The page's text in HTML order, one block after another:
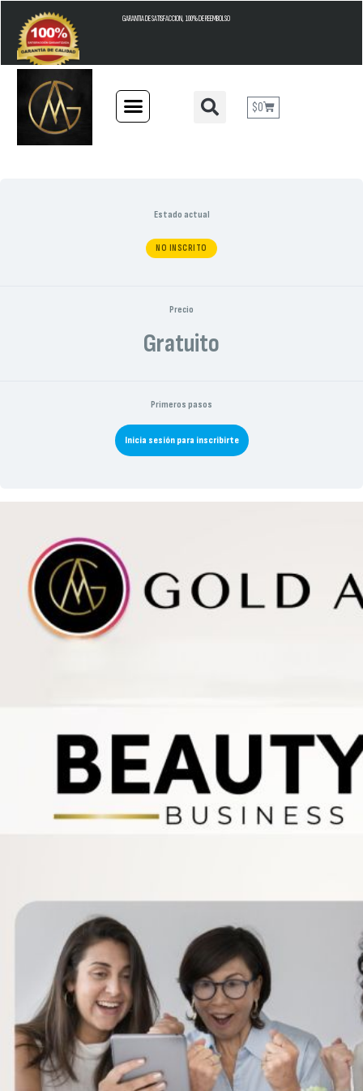
GARANTIA DE SATISFACCION, 100% DE REEMBOLSO
$0
Estado actual
NO INSCRITO
Precio
Gratuito
Primeros pasos
Inicia sesión para inscribirte